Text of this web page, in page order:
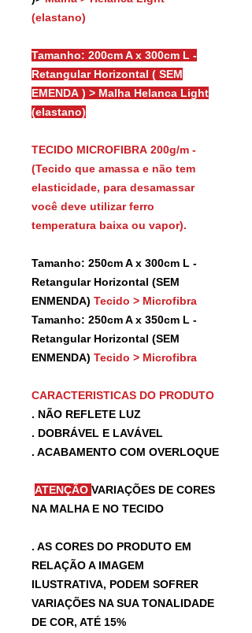
(elastano)
Tamanho: 200cm A x 300cm L -
Retangular Horizontal ( SEM
EMENDA ) > Malha Helanca Light
(elastano)
TECIDO MICROFIBRA 200g/m -
(Tecido que amassa e não tem
elasticidade, para desamassar
você deve utilizar ferro
temperatura baixa ou vapor).
Tamanho: 250cm A x 300cm L -
Retangular Horizontal (SEM
ENMENDA) Tecido > Microfibra
Tamanho: 250cm A x 350cm L -
Retangular Horizontal (SEM
ENMENDA) Tecido > Microfibra
CARACTERISTICAS DO PRODUTO
. NÃO REFLETE LUZ
. DOBRÁVEL E LAVÁVEL
. ACABAMENTO COM OVERLOQUE
ATENÇÃO VARIAÇÕES DE CORES
NA MALHA E NO TECIDO
. AS CORES DO PRODUTO EM
RELAÇÃO A IMAGEM
ILUSTRATIVA, PODEM SOFRER
VARIAÇÕES NA SUA TONALIDADE
DE COR, ATÉ 15%